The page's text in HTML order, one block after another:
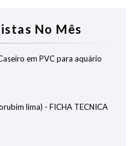
No Mês
em PVC para aquário
lima) - FICHA TECNICA